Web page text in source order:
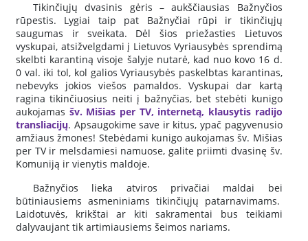
Tikinčiųjų dvasinis gėris – aukščiausias Bažnyčios
rūpestis. Lygiai taip pat Bažnyčiai rūpi ir tikinčiųjų
saugumas ir sveikata. Dėl šios priežasties Lietuvos
vyskupai, atsižvelgdami į Lietuvos Vyriausybės sprendimą
skelbti karantiną visoje šalyje nutarė, kad nuo kovo 16 d.
0 val. iki tol, kol galios Vyriausybės paskelbtas karantinas,
nebevyks jokios viešos pamaldos. Vyskupai dar kartą
ragina tikinčiuosius neiti į bažnyčias, bet stebėti kunigo
aukojamas šv. Mišias per TV, internetą, klausytis radijo
transliacijų. Apsaugokime save ir kitus, ypač pagyvenusio
amžiaus žmones! Stebėdami kunigo aukojamas šv. Mišias
per TV ir melsdamiesi namuose, galite priimti dvasinę šv.
Komuniją ir vienytis maldoje.
Bažnyčios lieka atviros privačiai maldai bei
būtiniausiems asmeniniams tikinčiųjų patarnavimams.
Laidotuvės, krikštai ar kiti sakramentai bus teikiami
dalyvaujant tik artimiausiems šeimos nariams.